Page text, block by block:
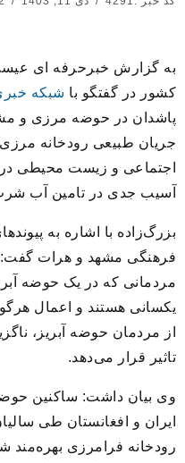
به گزارش خبرحرفه ای
کشور در گفتگو با شبکه
پاشدان در حوضه مرزی و
جریان طبیعی رودخانه
اجتماعی و زیست محیطی در
آسیب جدی در تامین آب
بزرگ‌زاده با اشاره به
فرهنگی مشهد و هرات گفت:
مردمانی که در یک حوضه
یکسانی هستند و اعمال
از مردمان حوضه آبریز،
تاثیر قرار می‌دهد.
وی بیان داشت: ساکنین
ایران و افغانستان طی
رودخانه فرامرزی بهره‌مند